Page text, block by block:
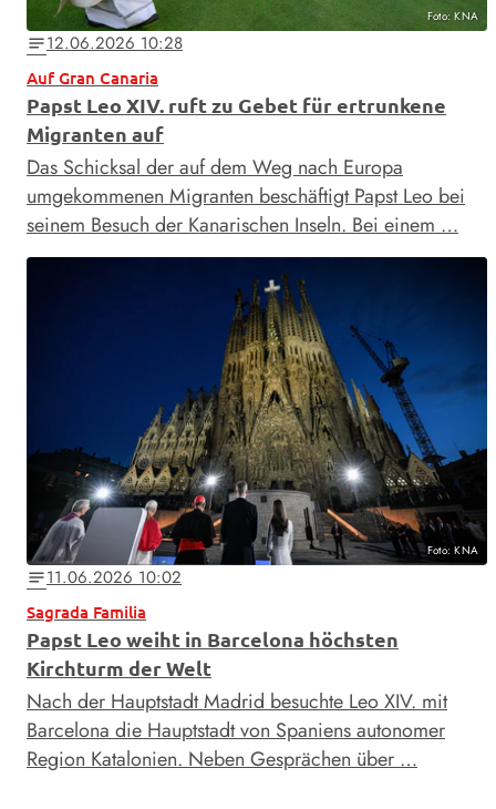
Foto: KNA
notes12.06.2026 10:28
Auf Gran Canaria
Papst Leo XIV. ruft zu Gebet für ertrunkene
Migranten auf
Das Schicksal der auf dem Weg nach Europa
umgekommenen Migranten beschäftigt Papst Leo bei
seinem Besuch der Kanarischen Inseln. Bei einem …
Foto: KNA
notes11.06.2026 10:02
Sagrada Familia
Papst Leo weiht in Barcelona höchsten
Kirchturm der Welt
Nach der Hauptstadt Madrid besuchte Leo XIV. mit
Barcelona die Hauptstadt von Spaniens autonomer
Region Katalonien. Neben Gesprächen über …